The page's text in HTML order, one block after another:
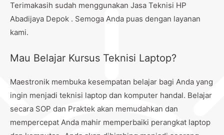
Terimakasih sudah menggunakan Jasa Teknisi HP
Abadijaya Depok . Semoga Anda puas dengan layanan
kami.
Mau Belajar Kursus Teknisi Laptop?
Maestronik membuka kesempatan belajar bagi Anda yang
ingin menjadi teknisi laptop dan komputer handal. Belajar
secara SOP dan Praktek akan memudahkan dan
mempercepat Anda mahir memperbaiki perangkat laptop